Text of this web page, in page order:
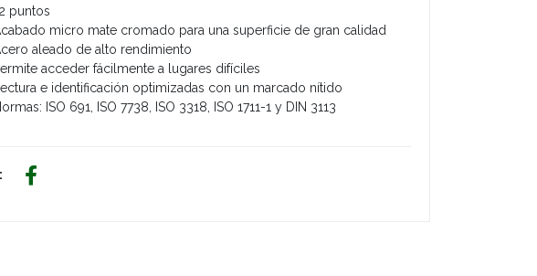
puntos
micro mate cromado para una superficie de gran calidad
aleado de alto rendimiento
acceder fácilmente a lugares difíciles
Lectura e identificación optimizadas con un marcado nítido
ISO 691, ISO 7738, ISO 3318, ISO 1711-1 y DIN 3113